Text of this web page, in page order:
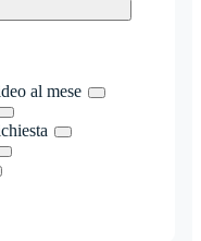
al mese